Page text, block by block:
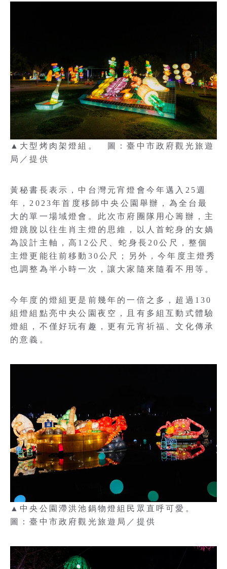
▲大型烤肉架燈組。 圖：臺中市政府觀光旅遊
局／提供
黃秘書長表示，中台灣元宵燈會今年邁入25週
年，2023年首度移師中央公園舉辦，為全台最
大的單一場域燈會。此次市府團隊用心籌辦，主
燈跳脫以往生肖主燈的思維，以人首蛇身的女媧
為設計主軸，高12公尺、蛇身長20公尺，整個
主燈更能往前移動30公尺；另外，今年度主燈秀
也調整為半小時一次，讓大家隨來隨看不用等。
今年度的燈組更是前幾年的一倍之多，超過130
組燈組點亮中央公園夜空，且有多組互動式體驗
燈組，不僅好玩有趣，更有元宵祈福、文化傳承
的意義。
▲中央公園滯洪池鍋物燈組民眾直呼可愛。
圖：臺中市政府觀光旅遊局／提供